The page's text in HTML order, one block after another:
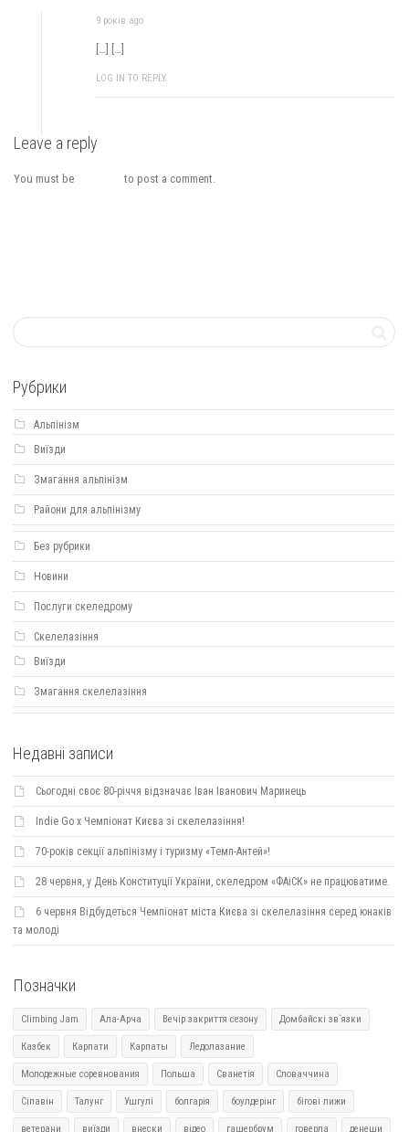
9 років ago
[…] […]
LOG IN TO REPLY.
Leave a reply
You must be to post a comment.
Рубрики
Альпінізм
Виїзди
Змагання альпінізм
Райони для альпінізму
Без рубрики
Новини
Послуги скеледрому
Скелелазіння
Виїзди
Змагання скелелазіння
Недавні записи
Сьогодні своє 80-річчя відзначає Іван Іванович Маринець
Indie Go х Чемпіонат Києва зі скелелазіння!
70-років секції альпінізму і туризму «Темп-Антей»!
28 червня, у День Конституції України, скеледром «ФАіСК» не працюватиме.
6 червня Відбудеться Чемпіонат міста Києва зі скелелазіння серед юнаків
та молоді
Позначки
Climbing Jam Ала-Арча Вечір закриття сезону Домбайскі зв`язки
Казбек Карпати Карпаты Ледолазание
Молодежные соревнования Польша Сванетія Словаччина
Сіпавін Талунг Ушгулі болгарія боулдерінг бігові лижи
ветерани виїзди внески відео гашербрум говерла денеши